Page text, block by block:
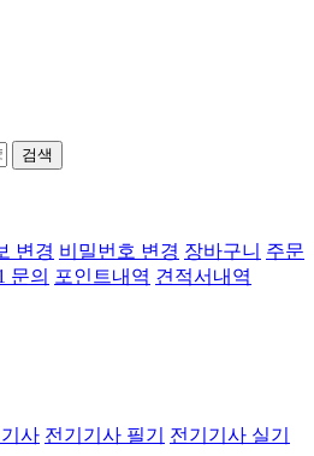
검색
변경 비밀번호 변경 장바구니 주문
문의 포인트내역 견적서내역
사 전기기사 필기 전기기사 실기